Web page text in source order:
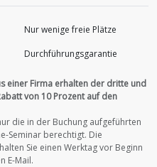
Nur wenige freie Plätze
Durchführungs­garantie
einer Firma erhalten der dritte und
von 10 Prozent auf den
die in der Buchung aufgeführten
Seminar berechtigt. Die
Sie einen Werktag vor Beginn
E-Mail.